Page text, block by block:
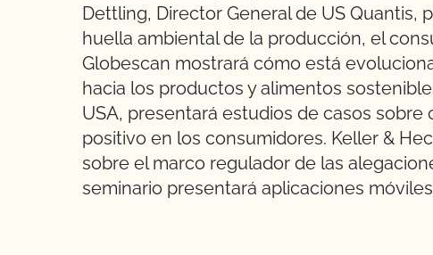
Dettling, Director General de US Quantis,
huella ambiental de la producción, el
Globescan mostrará cómo está
hacia los productos y alimentos
USA, presentará estudios de casos
positivo en los consumidores. Keller &
sobre el marco regulador de las
seminario presentará aplicaciones